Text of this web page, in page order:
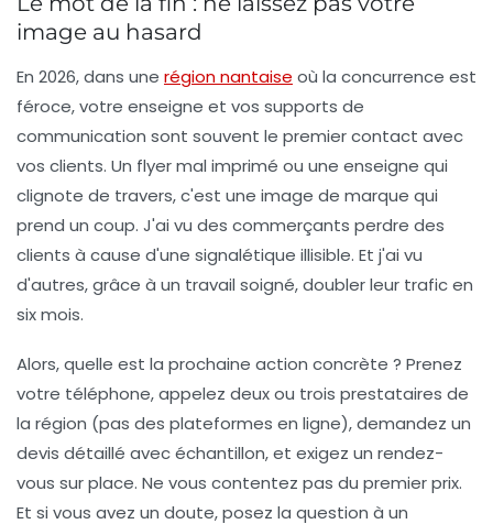
image au hasard
En 2026, dans une région nantaise où la concurrence est
féroce, votre enseigne et vos supports de
communication sont souvent le premier contact avec
vos clients. Un flyer mal imprimé ou une enseigne qui
clignote de travers, c'est une image de marque qui
prend un coup. J'ai vu des commerçants perdre des
clients à cause d'une signalétique illisible. Et j'ai vu
d'autres, grâce à un travail soigné, doubler leur trafic en
six mois.
Alors, quelle est la prochaine action concrète ? Prenez
votre téléphone, appelez deux ou trois prestataires de
la région (pas des plateformes en ligne), demandez un
devis détaillé avec échantillon, et exigez un rendez-
vous sur place. Ne vous contentez pas du premier prix.
Et si vous avez un doute, posez la question à un